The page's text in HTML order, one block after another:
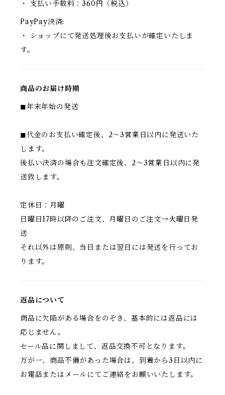
・ 支払い手数料：360円（税込）
PayPay決済:
・ ショップにて発送処理後お支払いが確定いたしま
す。
商品のお届け時期
◼︎年末年始の発送
◼︎代金のお支払い確定後、2～3営業日以内に発送いた
します。
後払い決済の場合も注文確定後、2～3営業日以内に発
送致します。
定休日：月曜
日曜日17時以降のご注文、月曜日のご注文→火曜日発
送
それ以外は原則、当日または翌日には発送を行ってお
ります。
返品について
商品に欠陥がある場合をのぞき、基本的には返品には
応じません。
セール品に関しまして、返品交換不可となります。
万が一、商品不備があった場合は、到着から3日以内に
お電話またはメールにてご連絡をお願いいたします。